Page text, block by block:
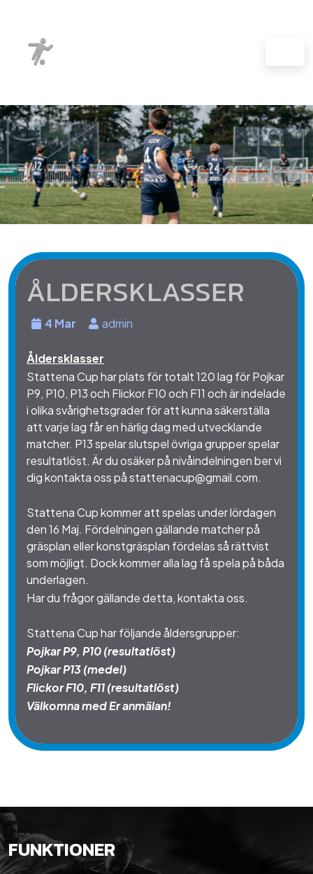
ÅLDERSKLASSER
4 Mar admin
Åldersklasser
Stattena Cup har plats för totalt 120 lag för Pojkar
P9, P10, P13 och Flickor F10 och F11 och är indelade
i olika svårighetsgrader för att kunna säkerställa
att varje lag får en härlig dag med utvecklande
matcher. P13 spelar slutspel övriga grupper spelar
resultatlöst. Är du osäker på nivåindelningen ber vi
dig kontakta oss på stattenacup@gmail.com.
Stattena Cup kommer att spelas under lördagen
den 16 Maj. Fördelningen gällande matcher på
gräsplan eller konstgräsplan fördelas så rättvist
som möjligt. Dock kommer alla lag få spela på båda
underlagen.
Har du frågor gällande detta, kontakta oss.
Stattena Cup har följande åldersgrupper:
Pojkar P9, P10 (resultatlöst)
Pojkar P13 (medel)
Flickor F10, F11 (resultatlöst)
Välkomna med Er anmälan!
FUNKTIONER